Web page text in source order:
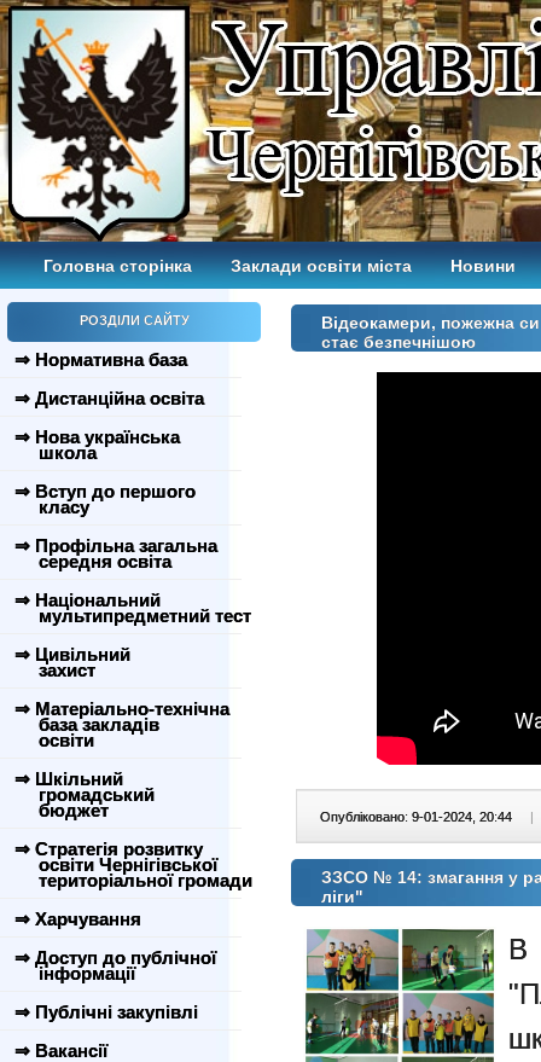
Головна сторінка Заклади освіти міста Новини
РОЗДІЛИ САЙТУ
⇒ Нормативна база
⇒ Дистанційна освіта
⇒ Нова українська
школа
⇒ Вступ до першого
класу
⇒ Профільна загальна
середня освіта
⇒ Національний
мультипредметний тест
⇒ Цивільний
захист
⇒ Матеріально-технічна
база закладів
освіти
⇒ Шкільний
громадський
бюджет
⇒ Стратегія розвитку
освіти Чернігівської
територіальної громади
⇒ Харчування
⇒ Доступ до публічної
інформації
⇒ Публічні закупівлі
⇒ Вакансії
Відеокамери, пожежна
стає безпечнішою
Опубліковано: 9-01-2024, 20:44 |
ЗЗСО № 14: змагання у
ліги"
В